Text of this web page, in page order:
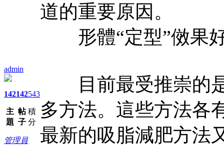
admin
142
主
題
142
帖
子
543
積
分
管理員
道的重要原因。
形體“定型”傚果
目前最受推崇的是
多方法。這些方法各
最新的吸脂減肥方法